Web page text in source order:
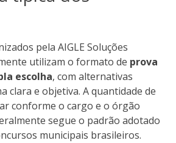
pela AIGLE Soluções
utilizam o formato de prova
escolha, com alternativas
clara e objetiva. A quantidade de
conforme o cargo e o órgão
segue o padrão adotado
municipais brasileiros.